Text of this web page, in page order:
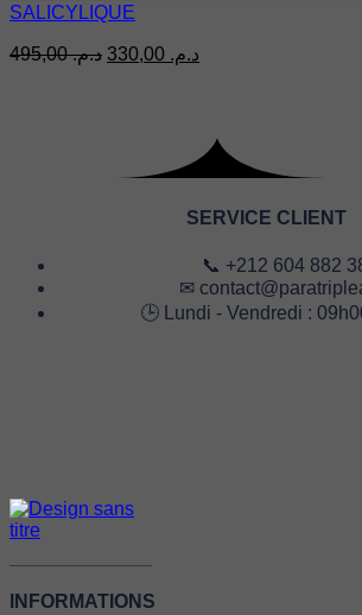
SALICYLIQUE
د.م.495,00
Le
د.م.
SERVICE CLIENT
📞 +212 604 882
✉
🕒 Lundi - Vendredi :
INFORMATIONS